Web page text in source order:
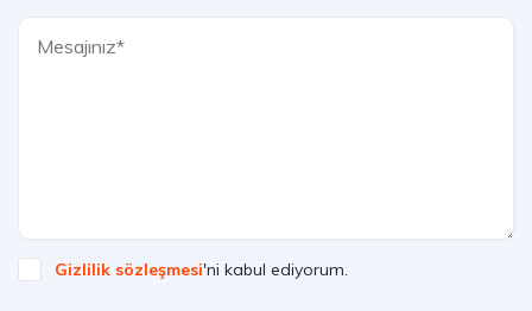
Gizlilik sözleşmesi'ni kabul ediyorum.